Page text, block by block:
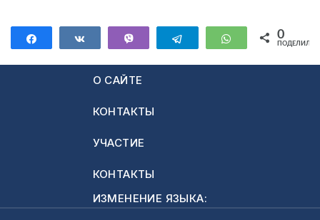
ПоделитьсяПоделиться Telegram WhatsApp
0
О САЙТЕ
КОНТАКТЫ
УЧАСТИЕ
КОНТАКТЫ
ИЗМЕНЕНИЕ ЯЗЫКА: